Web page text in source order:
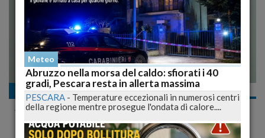
Cronaca
Aterno-Pescara: collettori fognari, impianti
di Goio
Meteo
Abruzzo nella morsa del caldo: sfiorati i 40
gradi, Pescara resta in allerta massima
PESCARA - Temperature eccezionali in numerosi centri
della regione mentre prosegue l'ondata di calore....